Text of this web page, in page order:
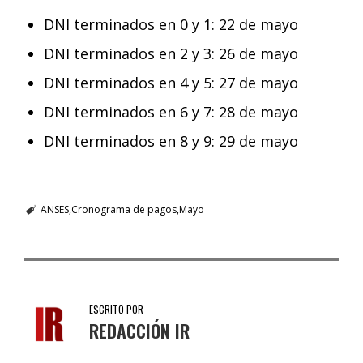
DNI terminados en 0 y 1: 22 de mayo
DNI terminados en 2 y 3: 26 de mayo
DNI terminados en 4 y 5: 27 de mayo
DNI terminados en 6 y 7: 28 de mayo
DNI terminados en 8 y 9: 29 de mayo
ANSESCronograma de pagosMayo
ESCRITO POR
REDACCIÓN IR